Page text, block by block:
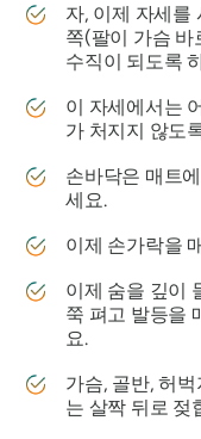
자, 이제 자세를
쪽(팔이 가슴 바
수직이 되도록
이 자세에서는
가 처지지 않도
손바닥은 매트
세요.
이제 손가락을
이제 숨을 깊이
쭉 펴고 발등을
요.
가슴, 골반, 허
는 살짝 뒤로 젖